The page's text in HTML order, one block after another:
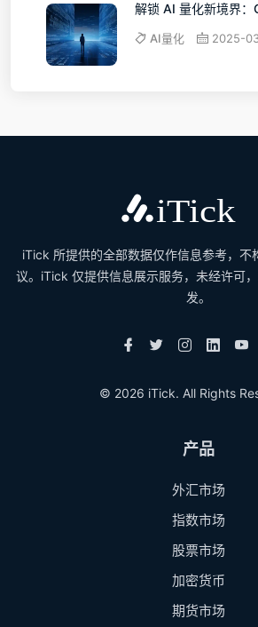
解锁 AI 量化新境界
AI量化 2025-
iTick 所提供的全部数据仅作信息参考，不
议。iTick 仅提供信息展示服务，未经许可
发。
© 2026 iTick. All Rights
产品
外汇市场
指数市场
股票市场
加密货币
期货市场